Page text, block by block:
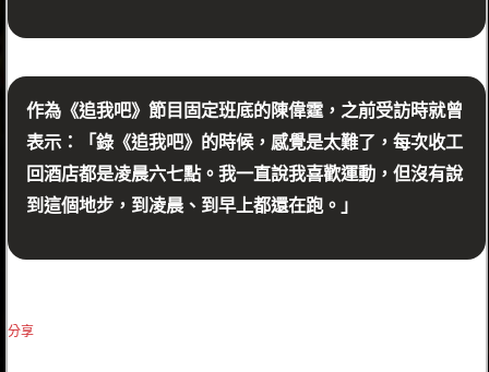
作為《追我吧》節目固定班底的陳偉霆，之前受訪時就曾
表示：「錄《追我吧》的時候，感覺是太難了，每次收工
回酒店都是凌晨六七點。我一直說我喜歡運動，但沒有說
到這個地步，到凌晨、到早上都還在跑。」
分享